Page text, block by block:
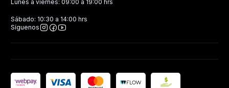
Lunes a viernes: 09:00 a 19:00 hrs
Sábado: 10:30 a 14:00 hrs
Síguenos